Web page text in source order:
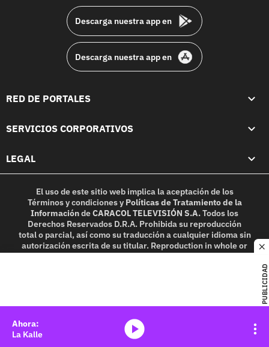
PUBLICIDAD
Descarga nuestra app en
Descarga nuestra app en
RED DE PORTALES
SERVICIOS CORPORATIVOS
LEGAL
El uso de este sitio web implica la aceptación de los
Términos y condicionesy Políticas de Tratamiento de la
InformacióndeCARACOL TELEVISIÓN S.A.Todos los
Derechos Reservados D.R.A. Prohibida su reproducción
total o parcial, así como su traducción a cualquier idioma sin
autorización escrita de su titular. Reproduction in whole or
La Kalle